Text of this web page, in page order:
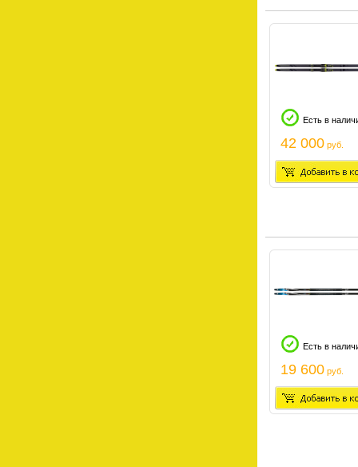
Есть в
42 000 руб.
Есть в
19 600 руб.